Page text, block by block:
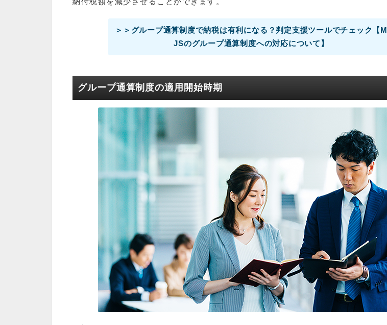
＞＞グループ通算制度で納税は有利になる？判定支援ツールでチェック【M
JSのグループ通算制度への対応について】
グループ通算制度の適用開始時期